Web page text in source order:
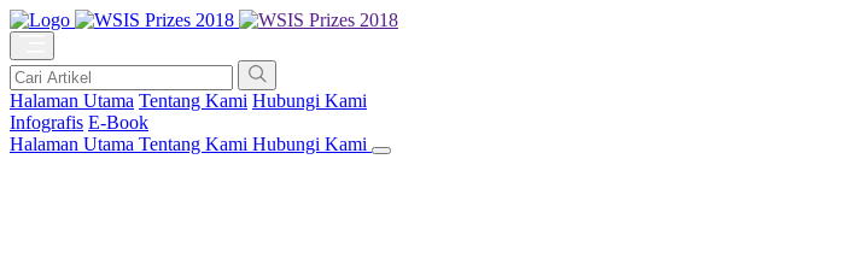
Halaman Utama Tentang Kami Hubungi Kami
Infografis E-Book
Halaman Utama Tentang Kami Hubungi Kami